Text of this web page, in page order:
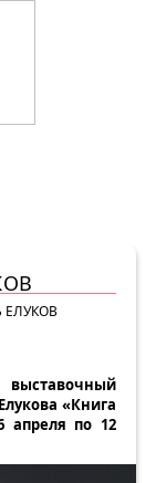
ЕЛУКОВ
выставочный
«Книга
апреля по 12